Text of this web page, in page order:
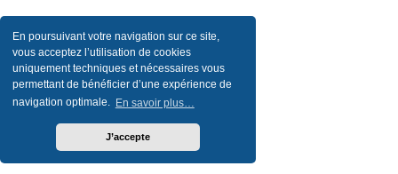
En poursuivant votre navigation sur ce site,
vous acceptez l’utilisation de cookies
uniquement techniques et nécessaires vous
permettant de bénéficier d’une expérience de
navigation optimale. En savoir plus…
J’accepte